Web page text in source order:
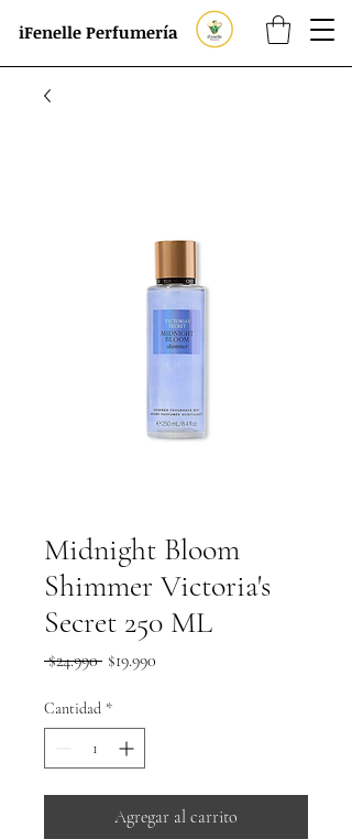
iFenelle Perfumería
Midnight Bloom
Shimmer Victoria's
Secret 250 ML
$24.990 Precio
$19.990
Cantidad *
Agregar al carrito